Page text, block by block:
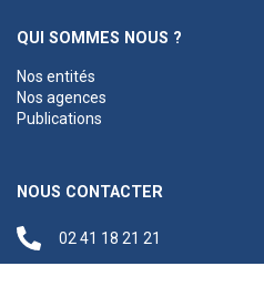
QUI SOMMES NOUS ?
Nos entités
Nos agences
Publications
NOUS CONTACTER
02 41 18 21 21